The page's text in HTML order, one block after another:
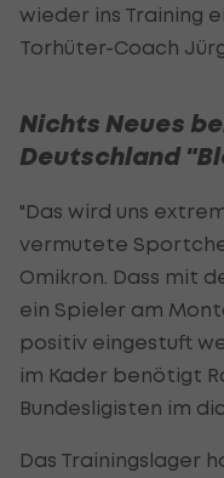
wieder ins Training
Torhüter-Coach
Nichts Neues
Deutschland
"Das wird uns
vermutete
Omikron. Dass mit
ein Spieler am
positiv eingestuft
im Kader benötigt
Bundesligisten im
Das Trainingslager